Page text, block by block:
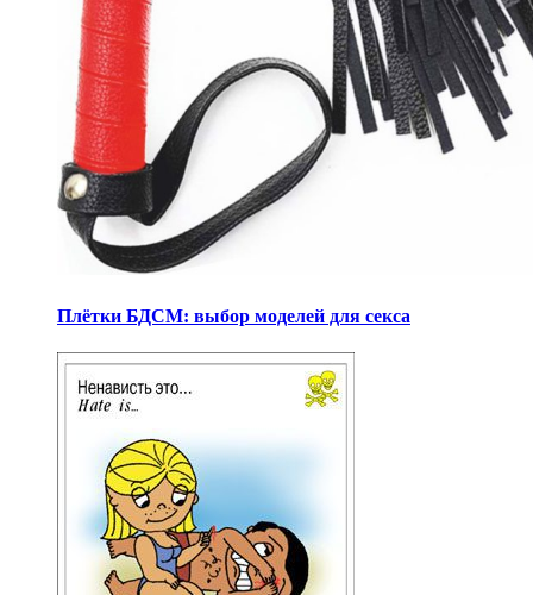
Плётки БДСМ: выбор моделей для секса